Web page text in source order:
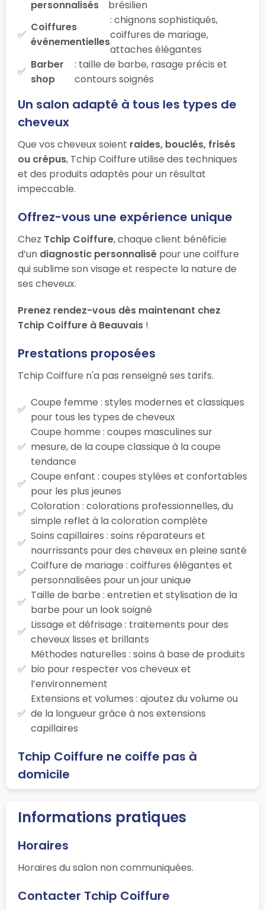
personnalisés
brésilien
Coiffures
événementielles
: chignons sophistiqués,
coiffures de mariage,
attaches élégantes
Barber
shop
: taille de barbe, rasage précis et
contours soignés
Un salon adapté à tous les types de
cheveux
Que vos cheveux soient raides, bouclés, frisés
ou crépus, Tchip Coiffure utilise des techniques
et des produits adaptés pour un résultat
impeccable.
Offrez-vous une expérience unique
Chez Tchip Coiffure, chaque client bénéficie
d’un diagnostic personnalisé pour une coiffure
qui sublime son visage et respecte la nature de
ses cheveux.
Prenez rendez-vous dès maintenant chez
Tchip Coiffure à Beauvais !
Prestations proposées
Tchip Coiffure n'a pas renseigné ses tarifs.
Coupe femme : styles modernes et classiques
pour tous les types de cheveux
Coupe homme : coupes masculines sur
mesure, de la coupe classique à la coupe
tendance
Coupe enfant : coupes stylées et confortables
pour les plus jeunes
Coloration : colorations professionnelles, du
simple reflet à la coloration complète
Soins capillaires : soins réparateurs et
nourrissants pour des cheveux en pleine santé
Coiffure de mariage : coiffures élégantes et
personnalisées pour un jour unique
Taille de barbe : entretien et stylisation de la
barbe pour un look soigné
Lissage et défrisage : traitements pour des
cheveux lisses et brillants
Méthodes naturelles : soins à base de produits
bio pour respecter vos cheveux et
l’environnement
Extensions et volumes : ajoutez du volume ou
de la longueur grâce à nos extensions
capillaires
Tchip Coiffure ne coiffe pas à
domicile
Informations pratiques
Horaires
Horaires du salon non communiquées.
Contacter Tchip Coiffure